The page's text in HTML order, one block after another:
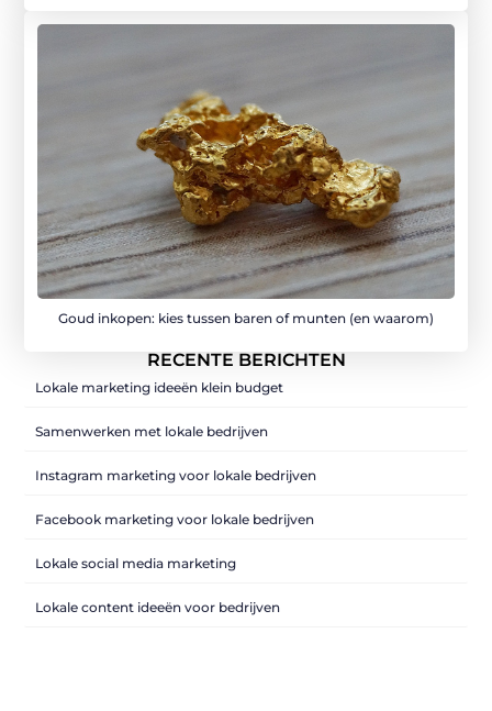
Goud inkopen: kies tussen baren of munten (en waarom)
RECENTE BERICHTEN
Lokale marketing ideeën klein budget
Samenwerken met lokale bedrijven
Instagram marketing voor lokale bedrijven
Facebook marketing voor lokale bedrijven
Lokale social media marketing
Lokale content ideeën voor bedrijven